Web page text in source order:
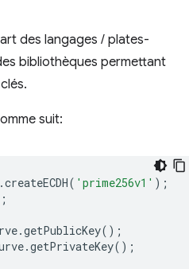
des langages / plates-
bibliothèques permettant
suit:
.createECDH( 'prime256v1' );
.getPublicKey();
.getPrivateKey();